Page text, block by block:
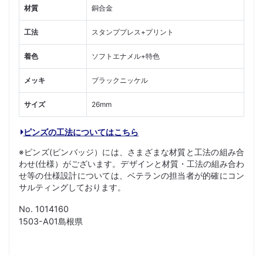
材質 銅合金
工法 スタンププレス+プリント
着色 ソフトエナメル+特色
メッキ ブラックニッケル
サイズ 26mm
ピンズの工法についてはこちら
※ピンズ(ピンバッジ）には、さまざまな材質と工法の組み合
わせ(仕様）がございます。デザインと材質・工法の組み合わ
せ等の仕様設計については、ベテランの担当者が的確にコン
サルティングしております。
No. 1014160
1503-A01島根県